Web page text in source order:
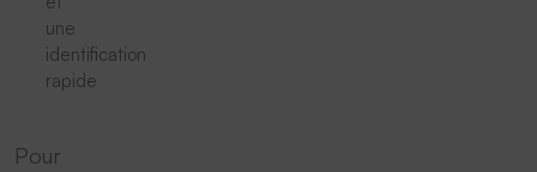
une
identification
rapide
Pour